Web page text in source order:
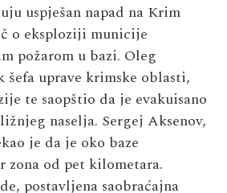
uspješan napad na Krim
o eksploziji municije
požarom u bazi. Oleg
uprave krimske oblasti,
te saopštio da je evakuisano
naselja. Sergej Aksenov,
je da je oko baze
zona od pet kilometara.
postavljena saobraćajna